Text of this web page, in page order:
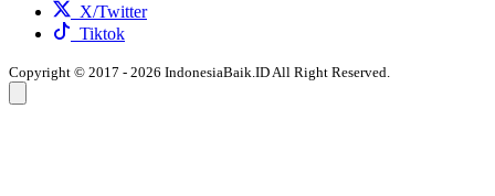
X/Twitter
Tiktok
Copyright © 2017 - 2026 IndonesiaBaik.ID All Right Reserved.